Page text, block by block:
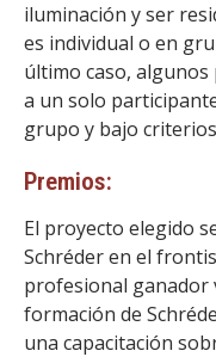
iluminación y ser
es individual o en
último caso,
a un solo
grupo y bajo
Premios:
El proyecto elegido
Schréder en el
profesional ganador
formación de
una capacitación